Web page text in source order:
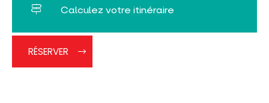
Calculez votre itinéraire
RÉSERVER